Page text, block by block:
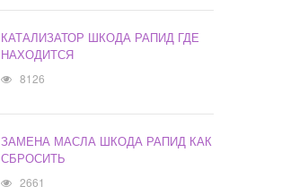
КАТАЛИЗАТОР ШКОДА РАПИД ГДЕ
НАХОДИТСЯ
8126
ЗАМЕНА МАСЛА ШКОДА РАПИД КАК
СБРОСИТЬ
2661